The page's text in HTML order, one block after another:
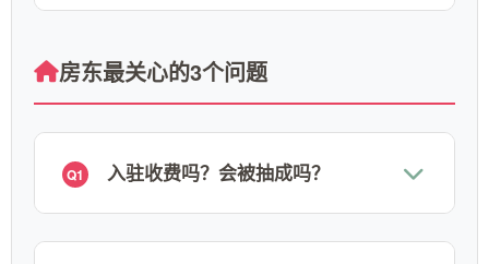
房东最关心的3个问题
Q1 入驻收费吗？会被抽成吗？